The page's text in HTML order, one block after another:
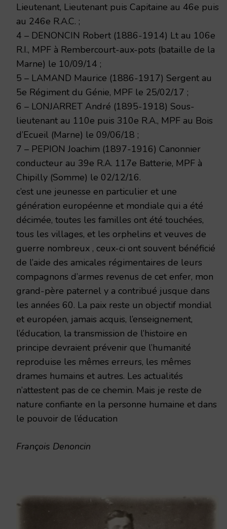
Lieutenant, Lieutenant puis Capitaine au 46e puis
au 246e R.A.C. ;
4 – DENONCIN Robert (1886-1914) Lt au 106e
R.I., MPF à Rembercourt-aux-pots (bataille de la
Marne) le 10/09/14 ;
5 – LAMAND Maurice (1886-1917) Sergent au
5e Régiment du Génie, MPF le 25/02/17 ;
6 – LONJARRET André (1895-1918) Sous-
lieutenant au 110e puis 310e R.A., MPF au Bois
d’Ecueil (Marne) le 09/06/18 ;
7 – PEPION Joachim (1897-1916) Canonnier
conducteur au 39e R.A. 117e Batterie, MPF à
Chipilly (Somme) le 02/12/16.
c’est une jeunesse en particulier et une
génération européenne et mondiale qui a été
décimée, toutes les familles ont été touchées,
tous les villages, et les orphelins et veuves de
guerre nombreux , ceux-ci ont souvent bénéficié
de l’aide des amicales régimentaires de leurs
compagnons d’armes revenus de cet enfer, mon
grand-père paternel y a contribué jusque dans
les années 60. La paix reste un objectif mondial
et européen, jamais acquis, l’enseignement,
l’éducation, la transmission de l’histoire en
principe devraient prévenir que l’humanité
reproduise les mêmes erreurs, les mêmes
drames humains et autres. Les actualités
n’attestent pas de ce chemin. Mais je reste de
nature confiante en la personne humaine et dans
le pouvoir de l’éducation
François Denoncin